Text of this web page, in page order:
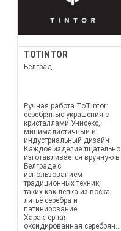
TOTINTOR
Белград
Ручная работа ToTintor:
серебряные украшения с
кристаллами Унисекс,
минималистичный и
индустриальный дизайн
Каждое изделие тщательно
изготавливается вручную в
Белграде с
использованием
традиционных техник,
таких как лепка из воска,
литьё серебра и
патинирование.
Характерная
оксидированная серебрян...